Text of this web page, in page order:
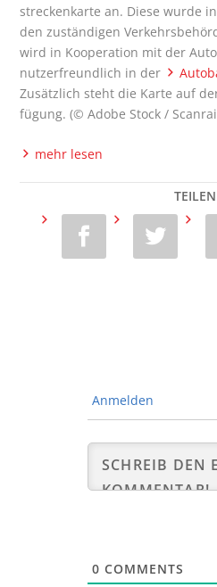
stre­cken­kar­te an. Die­se wur­de
den zustän­di­gen
wird in Koope­ra­ti­on mit der
nut­zer­freund­lich in der
Zusätz­lich steht die Kar­te auf
fü­gung. (© Ado­be Stock /
mehr lesen
TEILEN
Anmelden
0 COMMENTS